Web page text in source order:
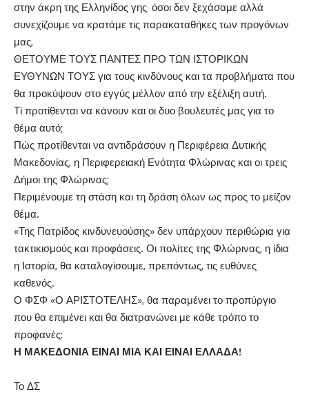
στην άκρη της Ελληνίδος γης· όσοι δεν ξεχάσαμε αλλά
συνεχίζουμε να κρατάμε τις παρακαταθήκες των προγόνων
μας,
ΘΕΤΟΥΜΕ ΤΟΥΣ ΠΑΝΤΕΣ ΠΡΟ ΤΩΝ ΙΣΤΟΡΙΚΩΝ
ΕΥΘΥΝΩΝ ΤΟΥΣ για τους κινδύνους και τα προβλήματα που
θα προκύψουν στο εγγύς μέλλον από την εξέλιξη αυτή.
Τί προτίθενται να κάνουν και οι δυο βουλευτές μας για το
θέμα αυτό;
Πώς προτίθενται να αντιδράσουν η Περιφέρεια Δυτικής
Μακεδονίας, η Περιφερειακή Ενότητα Φλώρινας και οι τρεις
Δήμοι της Φλώρινας;
Περιμένουμε τη στάση και τη δράση όλων ως προς το μείζον
θέμα.
«Της Πατρίδος κινδυνευούσης» δεν υπάρχουν περιθώρια για
τακτικισμούς και προφάσεις. Οι πολίτες της Φλώρινας, η ίδια
η Ιστορία, θα καταλογίσουμε, πρεπόντως, τις ευθύνες
καθενός.
Ο ΦΣΦ «Ο ΑΡΙΣΤΟΤΕΛΗΣ», θα παραμένει το προπύργιο
που θα επιμένει και θα διατρανώνει με κάθε τρόπο το
προφανές:
Η ΜΑΚΕΔΟΝΙΑ ΕΙΝΑΙ ΜΙΑ ΚΑΙ ΕΙΝΑΙ ΕΛΛΑΔΑ!
Το ΔΣ